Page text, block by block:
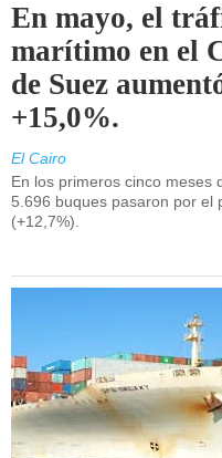
En mayo, el
marítimo en el
de Suez
+15,0%.
El Cairo
En los primeros cinco meses
5.696 buques pasaron por el
(+12,7%).